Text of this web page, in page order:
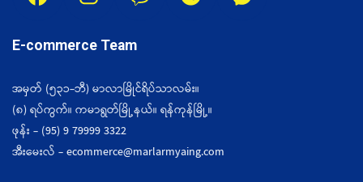
E-commerce Team
အမှတ် (၅၃၁-ဘီ) မာလာမြိုင်ရိပ်သာလမ်း။
(၈) ရပ်ကွက်။ ကမာရွတ်မြို့နယ်။ ရန်ကုန်မြို့။
ဖုန်း - (95) 9 79999 3322
အီးမေးလ် - ecommerce@marlarmyaing.com